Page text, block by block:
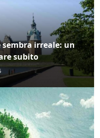
sembra irreale: un
subito